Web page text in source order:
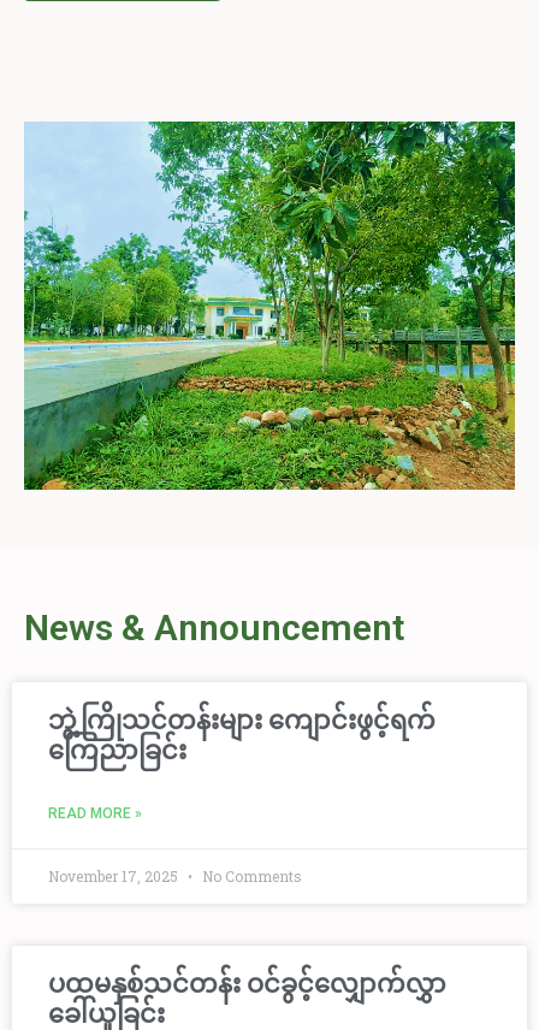
News & Announcement
ဘွဲ့ကြိုသင်တန်းများ ကျောင်းဖွင့်ရက်
ကြေညာခြင်း
READ MORE »
November 17, 2025 No Comments
ပထမနှစ်သင်တန်း ဝင်ခွင့်လျှောက်လွှာ
ခေါ်ယူခြင်း